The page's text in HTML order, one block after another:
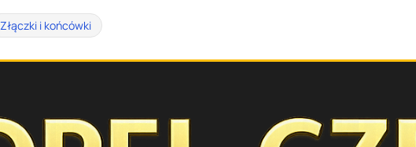
Złączki i końcówki